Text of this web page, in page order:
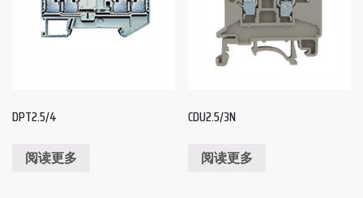
DPT2.5/4
阅读更多
CDU2.5/3N
阅读更多